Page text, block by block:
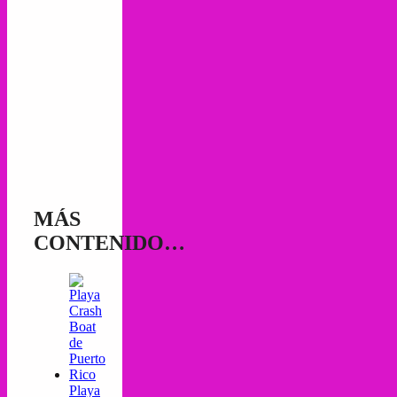
MÁS
CONTENIDO…
Playa